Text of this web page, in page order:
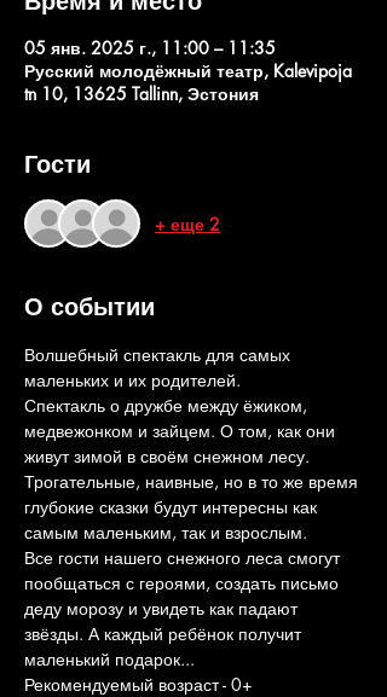
05 янв. 2025 г., 11:00 – 11:35
Русский молодёжный театр, Kalevipoja
tn 10, 13625 Tallinn, Эстония
Гости
+ еще 2
О событии
Волшебный спектакль для самых
маленьких и их родителей.
Спектакль о дружбе между ёжиком,
медвежонком и зайцем. О том, как они
живут зимой в своём снежном лесу.
Трогательные, наивные, но в то же время
глубокие сказки будут интересны как
самым маленьким, так и взрослым.
Все гости нашего снежного леса смогут
пообщаться с героями, создать письмо
деду морозу и увидеть как падают
звёзды. А каждый ребёнок получит
маленький подарок...
Рекомендуемый возраст - 0+